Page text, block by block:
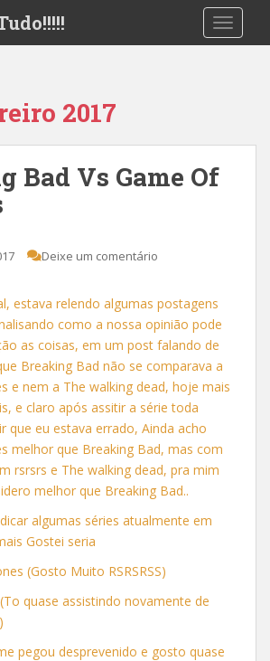
2017
Bad Vs Game Of
Deixe um comentário
estava relendo algumas postagens
como a nossa opinião pode
as coisas, em um post falando de
Breaking Bad não se comparava a
e nem a The walking dead, hoje mais
e claro após assitir a série toda
que eu estava errado, Ainda acho
melhor que Breaking Bad, mas com
rsrsrs e The walking dead, pra mim
melhor que Breaking Bad..
algumas séries atualmente em
Gostei seria
(Gosto Muito RSRSRSS)
quase assistindo novamente de
pegou desprevenido e gosto quase